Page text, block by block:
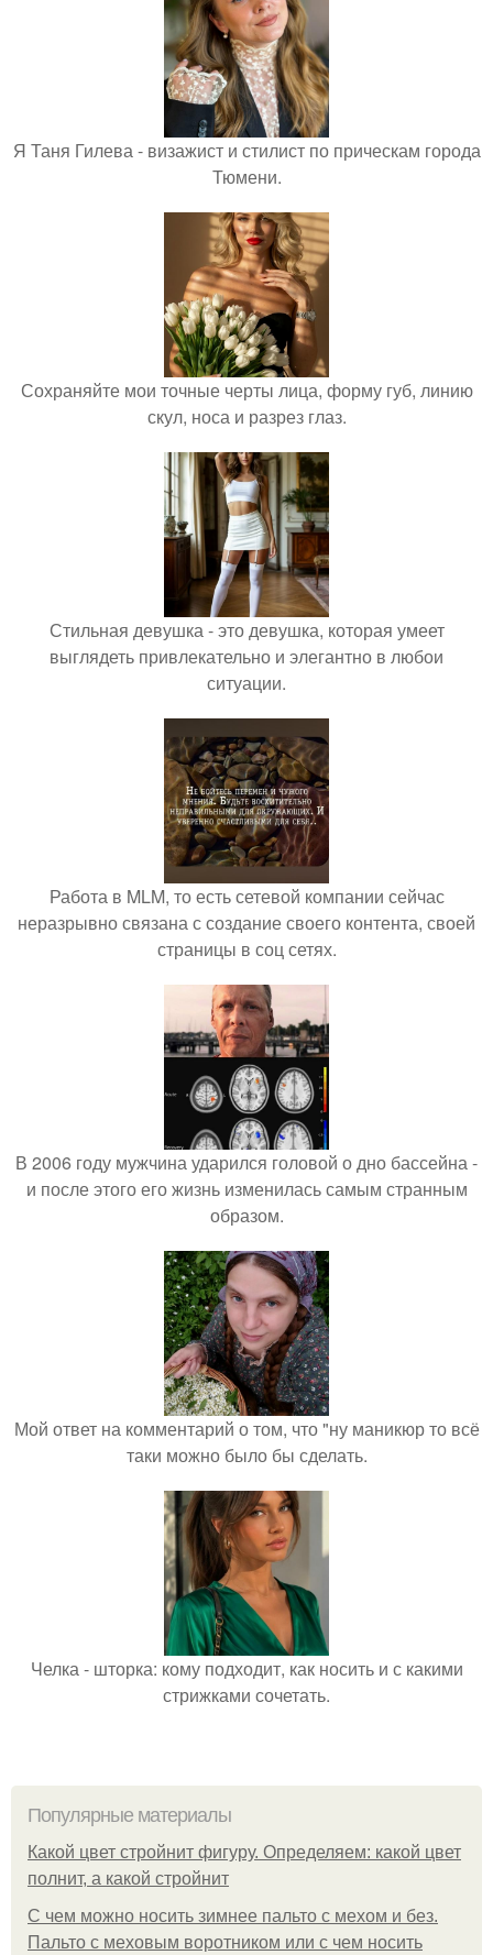
Я Таня Гилева - визажист и стилист по прическам города
Тюмени.
Сохраняйте мои точные черты лица, форму губ, линию
скул, носа и разрез глаз.
Стильная девушка - это девушка, которая умеет
выглядеть привлекательно и элегантно в любои
ситуации.
Работа в MLM, то есть сетевой компании сейчас
неразрывно связана с создание своего контента, своей
страницы в соц сетях.
В 2006 году мужчина ударился головой о дно бассейна -
и после этого его жизнь изменилась самым странным
образом.
Мой ответ на комментарий о том, что "ну маникюр то всё
таки можно было бы сделать.
Челка - шторка: кому подходит, как носить и с какими
стрижками сочетать.
Популярные материалы
Какой цвет стройнит фигуру. Определяем: какой цвет
полнит, а какой стройнит
C чем можно носить зимнее пальто с мехом и без.
Пальто с меховым воротником или с чем носить